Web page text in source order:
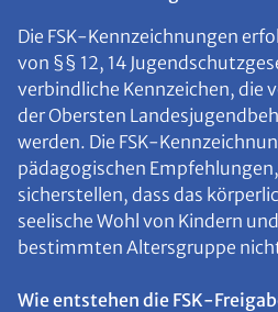
Die FSK-Kennzeichnungen
von §§ 12, 14
verbindliche Kennzeichen, die
der Obersten
werden. Die FSK-
pädagogischen
sicherstellen, dass das
seelische Wohl von Kindern
bestimmten Altersgruppe
Wie entstehen die FSK-